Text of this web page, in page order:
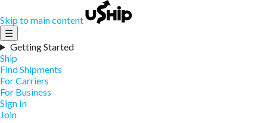
Skip to main content
☰
Getting Started
Ship
Find Shipments
For Carriers
For Business
Sign In
Join